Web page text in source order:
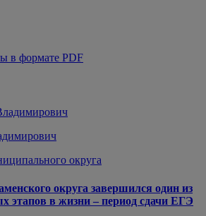
в формате PDF
округа
округа завершился один из
этапов в жизни – период сдачи ЕГЭ